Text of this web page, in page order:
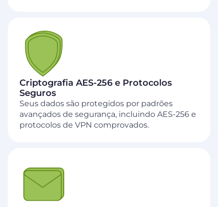
Criptografia AES‑256 e Protocolos
Seguros
Seus dados são protegidos por padrões
avançados de segurança, incluindo AES-256 e
protocolos de VPN comprovados.